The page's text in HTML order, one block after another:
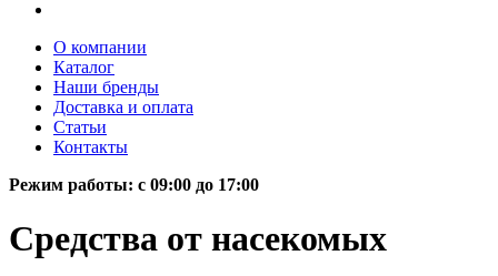
О компании
Каталог
Наши бренды
Доставка и оплата
Статьи
Контакты
Режим работы: c 09:00 до 17:00
Средства от насекомых